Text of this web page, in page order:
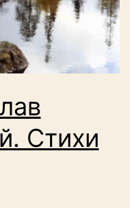
Стихи